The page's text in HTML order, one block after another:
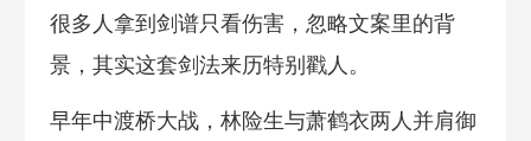
很多人拿到剑谱只看伤害，忽略文案里的背
景，其实这套剑法来历特别戳人。
早年中渡桥大战，林险生与萧鹤衣两人并肩御